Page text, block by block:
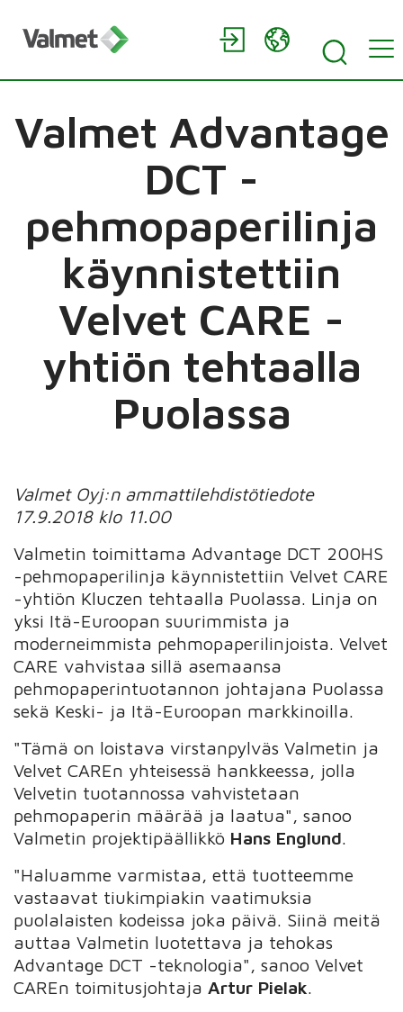
Valmet Advantage
DCT -
pehmopaperilinja
käynnistettiin
Velvet CARE -
yhtiön tehtaalla
Puolassa
Valmet Oyj:n ammattilehdistötiedote
17.9.2018 klo 11.00
Valmetin toimittama Advantage DCT 200HS
-pehmopaperilinja käynnistettiin Velvet CARE
-yhtiön Kluczen tehtaalla Puolassa. Linja on
yksi Itä-Euroopan suurimmista ja
moderneimmista pehmopaperilinjoista. Velvet
CARE vahvistaa sillä asemaansa
pehmopaperintuotannon johtajana Puolassa
sekä Keski- ja Itä-Euroopan markkinoilla.
"Tämä on loistava virstanpylväs Valmetin ja
Velvet CAREn yhteisessä hankkeessa, jolla
Velvetin tuotannossa vahvistetaan
pehmopaperin määrää ja laatua", sanoo
Valmetin projektipäällikkö Hans Englund
"Haluamme varmistaa, että tuotteemme
vastaavat tiukimpiakin vaatimuksia
puolalaisten kodeissa joka päivä. Siinä meitä
auttaa Valmetin luotettava ja tehokas
Advantage DCT -teknologia", sanoo Velvet
CAREn toimitusjohtaja Artur Pielak